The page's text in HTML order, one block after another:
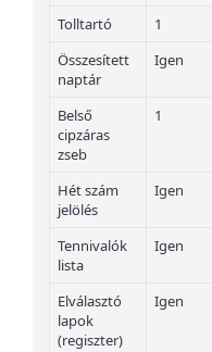
Tolltartó
1
Összesített
naptár
Igen
Belső
cipzáras
zseb
1
Hét szám
jelölés
Igen
Tennivalók
lista
Igen
Elválasztó
lapok
(regiszter)
Igen